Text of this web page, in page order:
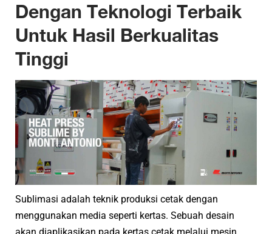
Dengan Teknologi Terbaik
Untuk Hasil Berkualitas
Tinggi
Sublimasi adalah teknik produksi cetak dengan
menggunakan media seperti kertas. Sebuah desain